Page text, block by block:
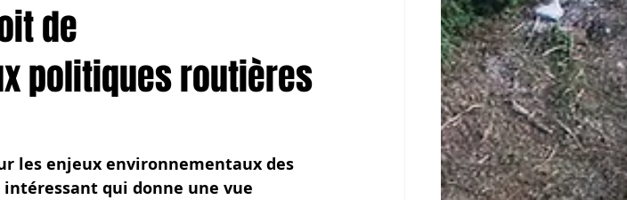
de
politiques routières
les enjeux environnementaux des
qui donne une vue